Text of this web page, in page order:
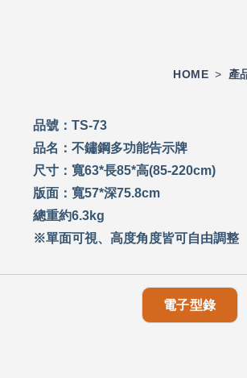
HOME > 產
品號：TS-73
品名：不鏽鋼多功能告示牌
尺寸：寬63*長85*高(85-220cm)
版面：寬57*深75.8cm
總重約6.3kg
※單面可視、高度角度皆可自由調整
電子型錄